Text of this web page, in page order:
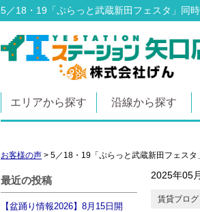
5／18・19「ぷらっと武蔵新田フェスタ」同
エリアから探す 沿線から探す
お客様の声 > 5／18・19「ぷらっと武蔵新田フェスタ
最近の投稿
【盆踊り情報2026】8月15日開
2025年05
賃貸ブログ